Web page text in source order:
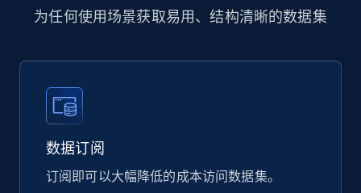
912+ 88+ 立即购买
Ozon.ru products
URL, Sku, Breadcrumbs, Name, Rating, Review
count, Description, Image, and more.
eCommerce
为任何使用场景获取易用、结构清晰的数据集
数据订阅
订阅即可以大幅降低的成本访问数据集。